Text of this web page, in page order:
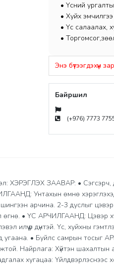
• Үсний
• Хуйх эмчилгээ
• Үс салаалах,
•
Энэ бүтээгдэхүүн
Байршил
(+976) 7773
ХЭРЭГЛЭХ ЗААВАР: • Сэгсэрч,
Унтахын өмнө
арчина. 2-3 дуслыг
• ҮС АРЧИЛГААНД: Цэвэр
илүү үр дүнтэй. Үс, хуйхны
угаана. • Буйлс самрын тосыг
Найрлага: Хүйтэн
хугацаа: Үйлдвэрлэснээс